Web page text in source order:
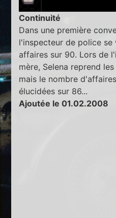
Continuité
Dans une première
l'inspecteur de police
affaires sur 90. Lors de
mère, Selena reprend
mais le nombre
élucidées sur 86...
Ajoutée le 01.02.2008